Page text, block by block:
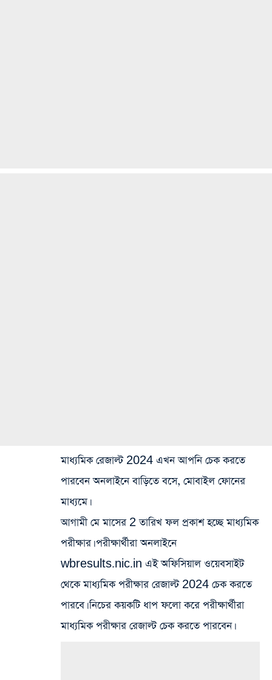
মাধ্যমিক রেজাল্ট 2024 এখন আপনি চেক করতে
পারবেন অনলাইনে বাড়িতে বসে, মোবাইল ফোনের
মাধ্যমে।
আগামী মে মাসের 2 তারিখ ফল প্রকাশ হচ্ছে মাধ্যমিক
পরীক্ষার। পরীক্ষার্থীরা অনলাইনে
wbresults.nic.in এই অফিসিয়াল ওয়েবসাইট
থেকে মাধ্যমিক পরীক্ষার রেজাল্ট 2024 চেক করতে
পারবে। নিচের কয়কটি ধাপ ফলো করে পরীক্ষার্থীরা
মাধ্যমিক পরীক্ষার রেজাল্ট চেক করতে পারবেন।